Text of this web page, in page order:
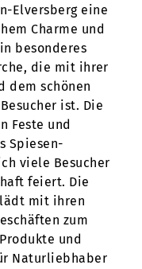
Elversberg eine
Charme und
besonderes
die mit ihrer
dem schönen
ist. Die
Feste und
Spiesen-
viele Besucher
feiert. Die
mit ihren
zum
und
Naturliebhaber